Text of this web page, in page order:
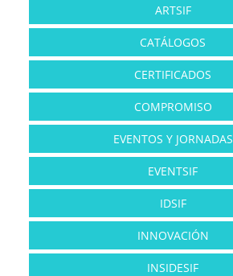
ARTSIF
CATÁLOGOS
CERTIFICADOS
COMPROMISO
EVENTOS Y JORNADAS
EVENTSIF
IDSIF
INNOVACIÓN
INSIDESIF